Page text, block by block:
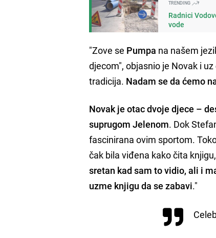
TRENDING
Radnici
vode
"Zove se Pumpa na našem
djecom", objasnio je Novak i
tradicija. Nadam se da ćemo
Novak je otac dvoje djece –
suprugom Jelenom. Dok
fascinirana ovim sportom.
čak bila viđena kako čita
sretan kad sam to vidio, ali i
uzme knjigu da se zabavi."